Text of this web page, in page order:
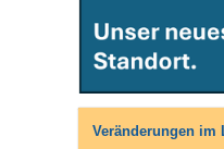
Veränderungen im